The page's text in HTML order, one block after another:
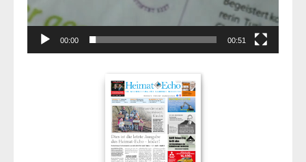
00:00 00:51